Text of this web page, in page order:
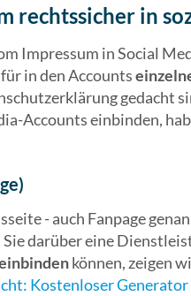
rechtssicher in
Impressum in Social
in den Accounts
gedacht
Accounts einbinden,
- auch Fanpage
darüber eine
können, zeigen
Kostenloser